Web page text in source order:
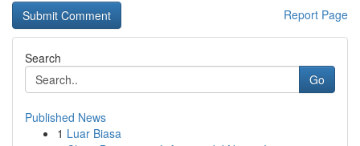
Report Page
Search
Go
Published News
1 Luar Biasa